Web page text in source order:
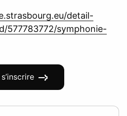
detail-
577783772/symphonie-